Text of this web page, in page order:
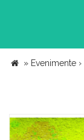
» Evenimente ›